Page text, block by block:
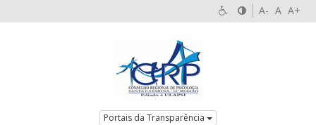
A- A A+
Portais da Transparência